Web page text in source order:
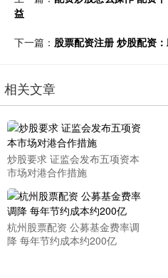
益
下一篇： 股票配资注册 炒股配资
相关文章
炒股要求 证监会发布五项资本
市场对港合作措施
杭州股票配资 公募基金费率调
降 每年节约成本约200亿